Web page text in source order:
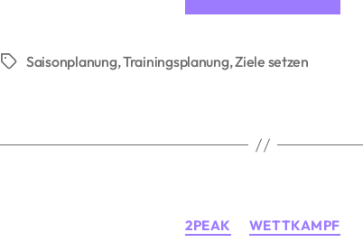
du
Schlagwörter
Saisonplanung,Trainingsplanung,Ziele setzen
Kategorien
2PEAK WETTKAMPF